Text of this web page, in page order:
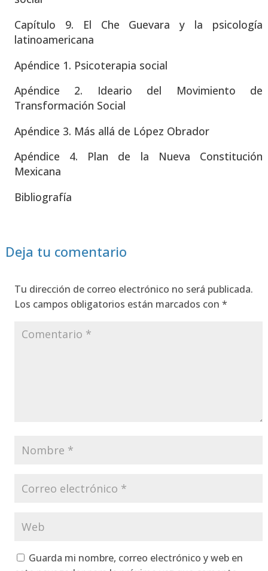
Capí­tu­lo 9. El Che Gue­va­ra y la psi­co­lo­gía
lati­no­ame­ri­ca­na
Apén­di­ce 1. Psi­co­te­ra­pia social
Apén­di­ce 2. Idea­rio del Movi­mien­to de
Trans­for­ma­ción Social
Apén­di­ce 3. Más allá de López Obra­dor
Apén­di­ce 4. Plan de la Nue­va Cons­ti­tu­ción
Mexi­ca­na
Biblio­gra­fía
Deja tu comentario
Tu dirección de correo electrónico no será publicada.
Los campos obligatorios están marcados con *
Guarda mi nombre, correo electrónico y web en